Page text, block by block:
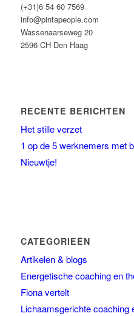
(+31)6 54 60 7569
info@pintapeople.com
Wassenaarseweg 20
2596 CH Den Haag
RECENTE BERICHTEN
Het stille verzet
1 op de 5 werknemers met
Nieuwtje!
CATEGORIEËN
Artikelen & blogs
Energetische coaching en
Fiona vertelt
Lichaamsgerichte coaching